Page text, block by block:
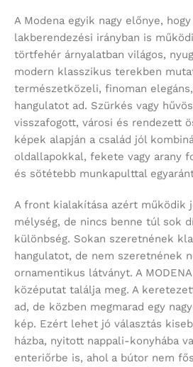
A Modena egyik nagy előnye,
lakberendezési irányban is
törtfehér árnyalatban világos,
modern klasszikus terekben
természetközeli, finoman
hangulatot ad. Szürkés vagy
visszafogott, városi és rendezett
képek alapján a család jól
oldallapokkal, fekete vagy arany
és sötétebb munkapulttal
A front kialakítása azért működik
mélység, de nincs benne túl sok
különbség. Sokan szeretnének
hangulatot, de nem szeretnének
ornamentikus látványt. A
középutat találja meg. A
ad, de közben megmarad egy
kép. Ezért lehet jó választás
házba, nyitott nappali-konyhába
enteriőrbe is, ahol a bútor nem